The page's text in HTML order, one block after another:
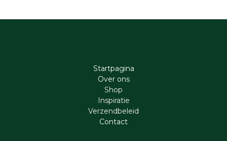
Startpagina
Ove​r​ ons
Shop
Inspiratie
Verzendbeleid
Cont​act